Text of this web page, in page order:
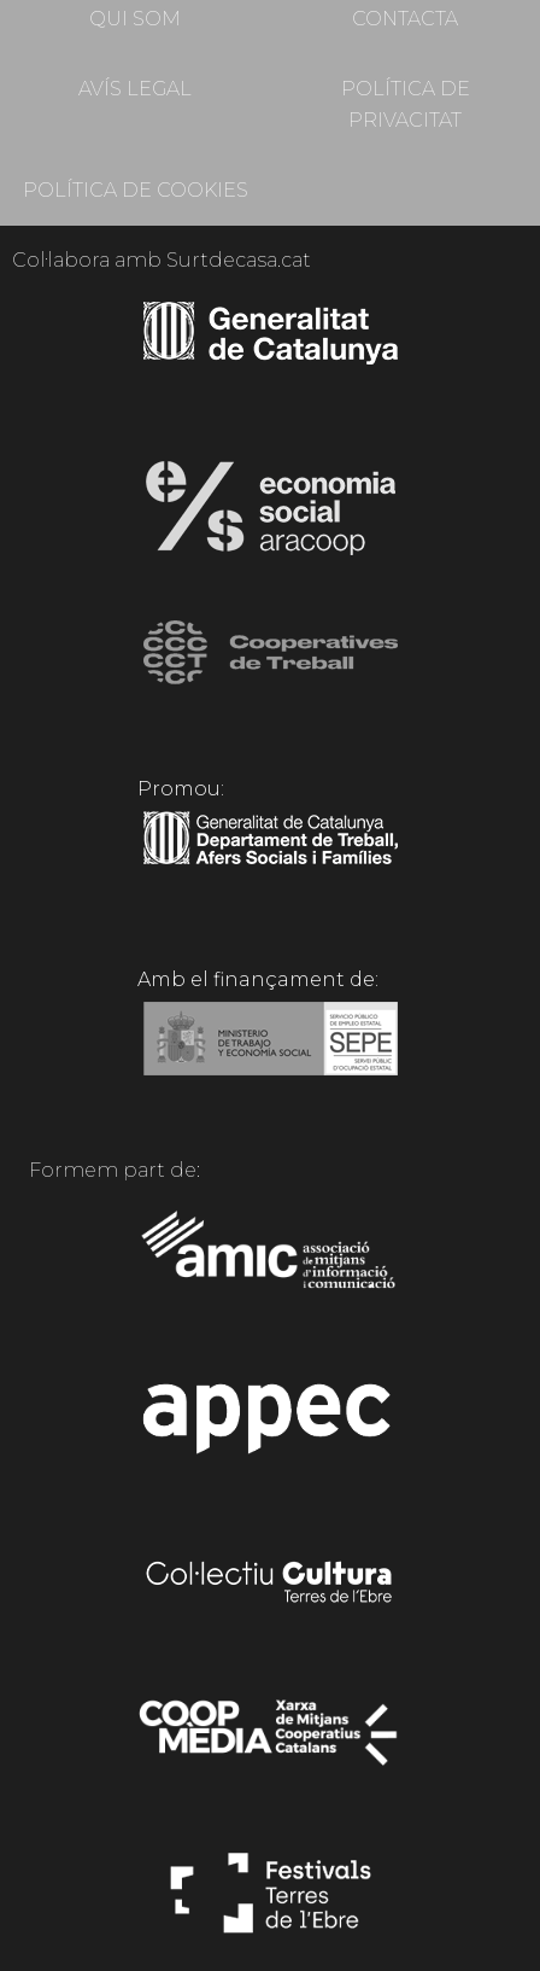
QUI SOM CONTACTA
AVÍS LEGAL
POLÍTICA DE
PRIVACITAT
POLÍTICA DE COOKIES
Col·labora amb Surtdecasa.cat
Promou:
Amb el finançament de:
Formem part de: